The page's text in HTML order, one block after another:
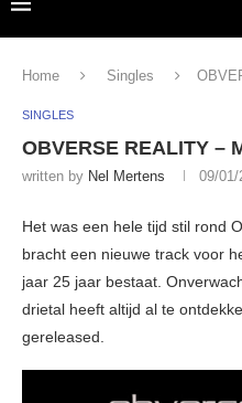
Home Singles
SINGLES
OBVERSE REALITY –
written by Nel Mertens 09/01/
Het was een hele tijd stil rond
bracht een nieuwe track voor
jaar 25 jaar bestaat.
drietal heeft altijd al te
gereleased.